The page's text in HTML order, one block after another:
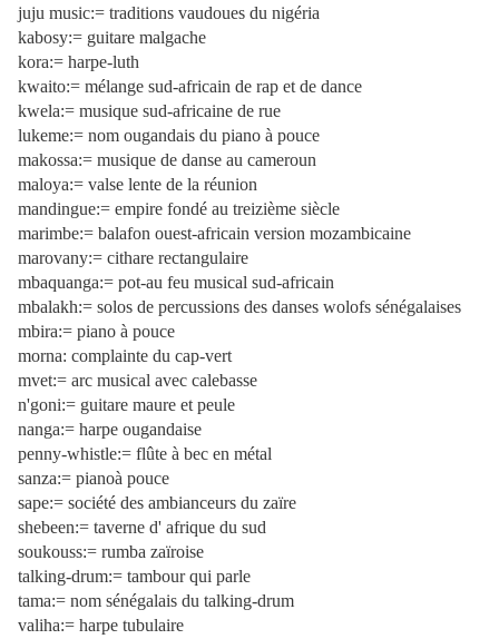
juju music:= traditions vaudoues du nigéria
kabosy:= guitare malgache
kora:= harpe-luth
kwaito:= mélange sud-africain de rap et de dance
kwela:= musique sud-africaine de rue
lukeme:= nom ougandais du piano à pouce
makossa:= musique de danse au cameroun
maloya:= valse lente de la réunion
mandingue:= empire fondé au treizième siècle
marimbe:= balafon ouest-africain version mozambicaine
marovany:= cithare rectangulaire
mbaquanga:= pot-au feu musical sud-africain
mbalakh:= solos de percussions des danses wolofs sénégalaises
mbira:= piano à pouce
morna: complainte du cap-vert
mvet:= arc musical avec calebasse
n'goni:= guitare maure et peule
nanga:= harpe ougandaise
penny-whistle:= flûte à bec en métal
sanza:= pianoà pouce
sape:= société des ambianceurs du zaïre
shebeen:= taverne d' afrique du sud
soukouss:= rumba zaïroise
talking-drum:= tambour qui parle
tama:= nom sénégalais du talking-drum
valiha:= harpe tubulaire